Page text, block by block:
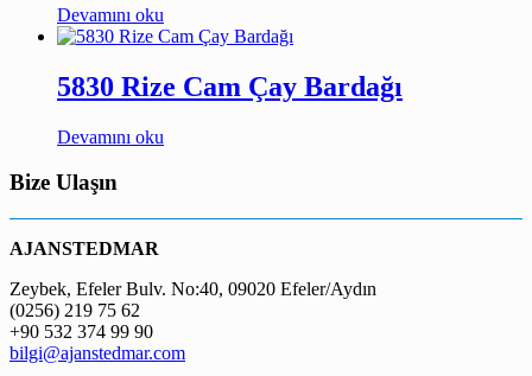
Devamını oku
5830 Rize Cam Çay Bardağı
Devamını oku
Bize Ulaşın
AJANSTEDMAR
Zeybek, Efeler Bulv. No:40, 09020 Efeler/Aydın
(0256) 219 75 62
+90 532 374 99 90
bilgi@ajanstedmar.com